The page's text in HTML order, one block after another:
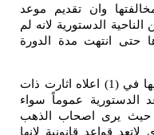
تقديم موعد
لانه لم
مدة الدورة
الفقهية المشار اليها في (1) اعلاه اثارت ذات
عموماً سواء
الذهب
لانها